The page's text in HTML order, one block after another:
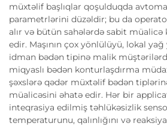
müxtəlif başlıqlar qoşulduqda
parametrlərini düzəldir; bu da operator
alır və bütün sahələrdə sabit
edir. Maşının çox yönlülüyü, lokal yağ
idman bədən tipinə malik
miqyaslı bədən konturlaşdırma
şəxslərə qədər müxtəlif bədən
müalicəsini əhatə edir. Hər bir
inteqrasiya edilmiş təhlükəsizlik
temperaturunu, qalınlığını və